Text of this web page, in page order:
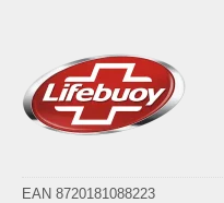
EAN 8720181088223